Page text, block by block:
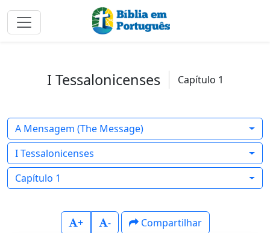
I Tessalonicenses Capítulo 1
A Mensagem (The Message)
I Tessalonicenses
Capítulo 1
+ - Compartilhar